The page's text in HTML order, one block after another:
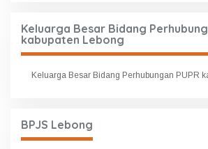
Keluarga Besar Bidang
kabupaten Lebong
Keluarga Besar Bidang Perhubungan PUPR
BPJS Lebong